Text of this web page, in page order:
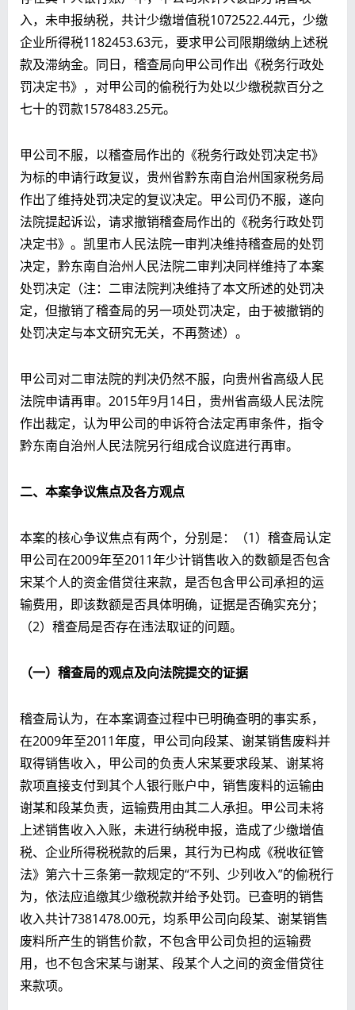
入，未申报纳税，共计少缴增值税1072522.44元，少缴
企业所得税1182453.63元，要求甲公司限期缴纳上述税
款及滞纳金。同日，稽查局向甲公司作出《税务行政处
罚决定书》，对甲公司的偷税行为处以少缴税款百分之
七十的罚款1578483.25元。
甲公司不服，以稽查局作出的《税务行政处罚决定书》
为标的申请行政复议，贵州省黔东南自治州国家税务局
作出了维持处罚决定的复议决定。甲公司仍不服，遂向
法院提起诉讼，请求撤销稽查局作出的《税务行政处罚
决定书》。凯里市人民法院一审判决维持稽查局的处罚
决定，黔东南自治州人民法院二审判决同样维持了本案
处罚决定（注：二审法院判决维持了本文所述的处罚决
定，但撤销了稽查局的另一项处罚决定，由于被撤销的
处罚决定与本文研究无关，不再赘述）。
甲公司对二审法院的判决仍然不服，向贵州省高级人民
法院申请再审。2015年9月14日，贵州省高级人民法院
作出裁定，认为甲公司的申诉符合法定再审条件，指令
黔东南自治州人民法院另行组成合议庭进行再审。
二、本案争议焦点及各方观点
本案的核心争议焦点有两个，分别是：（1）稽查局认定
甲公司在2009年至2011年少计销售收入的数额是否包含
宋某个人的资金借贷往来款，是否包含甲公司承担的运
输费用，即该数额是否具体明确，证据是否确实充分；
（2）稽查局是否存在违法取证的问题。
（一）稽查局的观点及向法院提交的证据
稽查局认为，在本案调查过程中已明确查明的事实系，
在2009年至2011年度，甲公司向段某、谢某销售废料并
取得销售收入，甲公司的负责人宋某要求段某、谢某将
款项直接支付到其个人银行账户中，销售废料的运输由
谢某和段某负责，运输费用由其二人承担。甲公司未将
上述销售收入入账，未进行纳税申报，造成了少缴增值
税、企业所得税税款的后果，其行为已构成《税收征管
法》第六十三条第一款规定的“不列、少列收入”的偷税行
为，依法应追缴其少缴税款并给予处罚。已查明的销售
收入共计7381478.00元，均系甲公司向段某、谢某销售
废料所产生的销售价款，不包含甲公司负担的运输费
用，也不包含宋某与谢某、段某个人之间的资金借贷往
来款项。